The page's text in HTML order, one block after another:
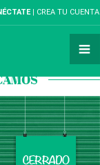
CREA TU CUENTA